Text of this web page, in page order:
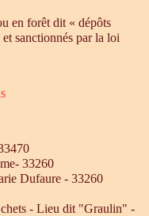
en forêt dit « dépôts
sanctionnés par la loi
33260
Dufaure - 33260
- Lieu dit "Graulin" -